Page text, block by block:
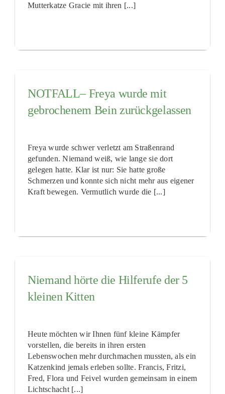
Mutterkatze Gracie mit ihren [...]
NOTFALL– Freya wurde mit
gebrochenem Bein zurückgelassen
Freya wurde schwer verletzt am Straßenrand
gefunden. Niemand weiß, wie lange sie dort
gelegen hatte. Klar ist nur: Sie hatte große
Schmerzen und konnte sich nicht mehr aus eigener
Kraft bewegen. Vermutlich wurde die [...]
Niemand hörte die Hilferufe der 5
kleinen Kitten
Heute möchten wir Ihnen fünf kleine Kämpfer
vorstellen, die bereits in ihren ersten
Lebenswochen mehr durchmachen mussten, als ein
Katzenkind jemals erleben sollte. Francis, Fritzi,
Fred, Flora und Feivel wurden gemeinsam in einem
Lichtschacht [...]